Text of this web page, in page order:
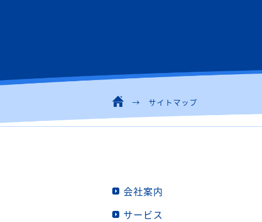
サイトマップ
会社案内
サービス